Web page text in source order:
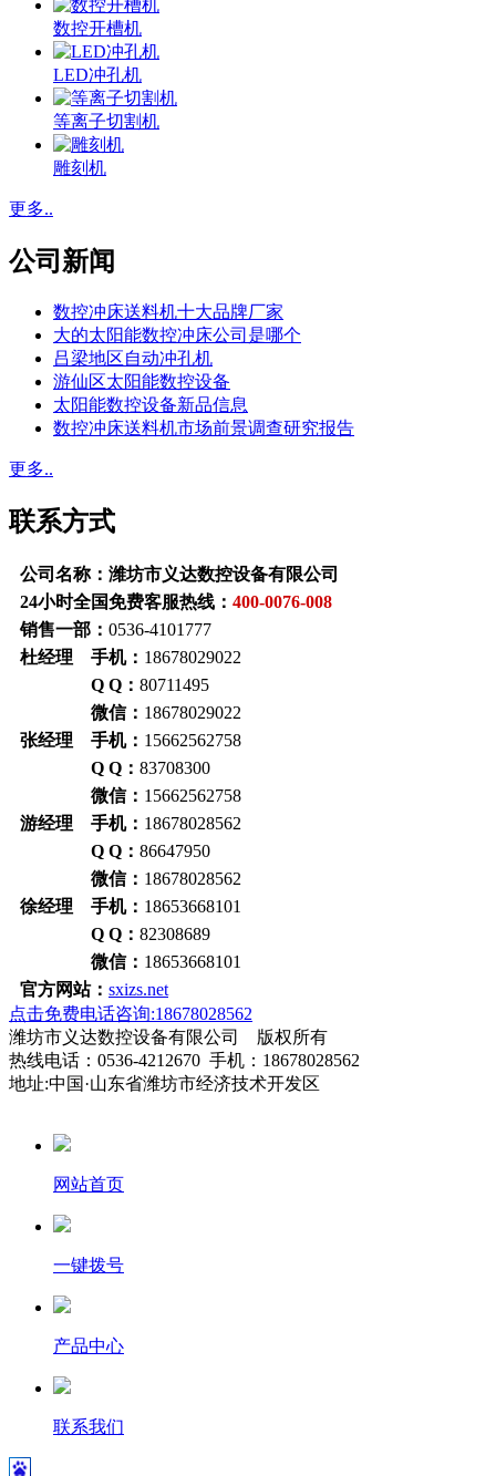
数控开槽机
LED冲孔机
等离子切割机
雕刻机
更多..
公司新闻
数控冲床送料机十大品牌厂家
大的太阳能数控冲床公司是哪个
吕梁地区自动冲孔机
游仙区太阳能数控设备
太阳能数控设备新品信息
数控冲床送料机市场前景调查研究报告
更多..
联系方式
公司名称：潍坊市义达数控设备有限公司
24小时全国免费客服热线： 400-0076-008
销售一部： 0536-4101777
杜经理 手机： 18678029022
Q Q： 80711495
微信： 18678029022
张经理 手机： 15662562758
Q Q ： 83708300
微信： 15662562758
游经理 手机： 18678028562
Q Q ： 86647950
微信： 18678028562
徐经理 手机： 18653668101
Q Q ： 82308689
微信： 18653668101
官方网站： sxizs.net
点击免费电话咨询:18678028562
潍坊市义达数控设备有限公司 版权所有
热线电话：0536-4212670 手机：18678028562
地址:中国·山东省潍坊市经济技术开发区
网站首页
一键拨号
产品中心
联系我们